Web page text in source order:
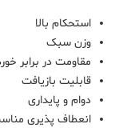
استحکام بالا
وزن سبک
مقاومت در برابر
قابلیت بازیافت
دوام و پایداری
انعطاف پذیری